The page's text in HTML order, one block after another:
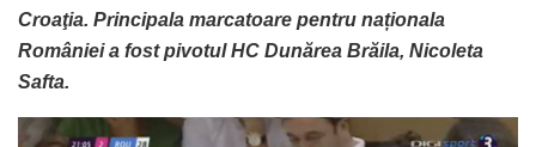
Croaţia. Principala marcatoare pentru naționala
României a fost pivotul HC Dunărea Brăila, Nicoleta
Safta.